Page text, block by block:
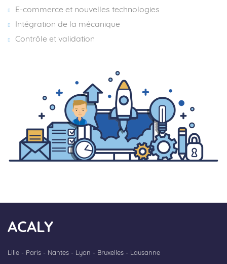
E-commerce et nouvelles technologies
Intégration de la mécanique
Contrôle et validation
ACALY
Lille - Paris - Nantes - Lyon - Bruxelles - Lausanne